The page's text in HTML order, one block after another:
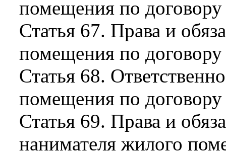
помещения по
Статья 67. Права и
помещения по
Статья 68.
помещения по
Статья 69. Права и
нанимателя жилого